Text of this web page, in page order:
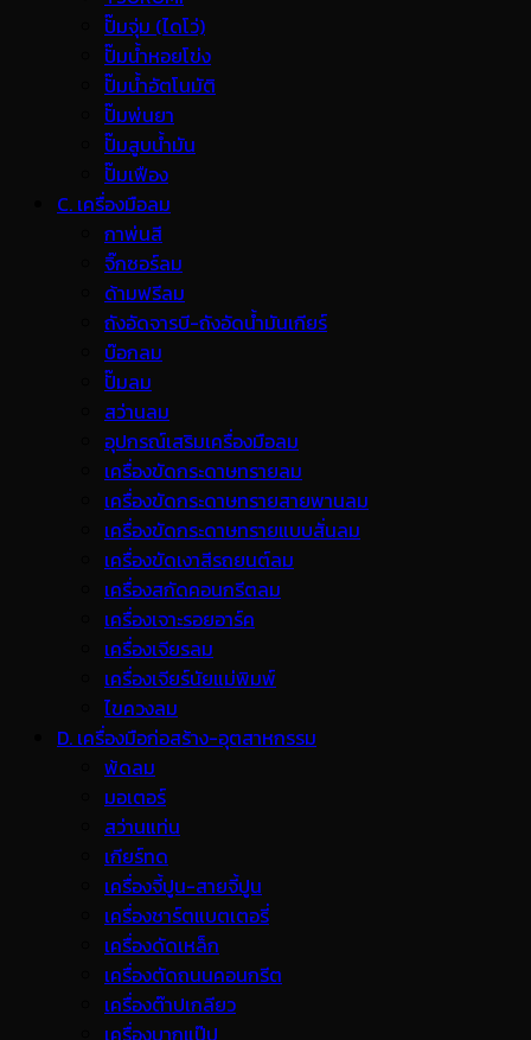
ปั๊มจุ่ม (ไดโว่)
ปั๊มน้ำหอยโข่ง
ปั๊มน้ำอัตโนมัติ
ปั๊มพ่นยา
ปั๊มสูบน้ำมัน
ปั๊มเฟือง
C. เครื่องมือลม
กาพ่นสี
จิ๊กซอร์ลม
ด้ามฟรีลม
ถังอัดจารบี-ถังอัดน้ำมันเกียร์
บ๊อกลม
ปั๊มลม
สว่านลม
อุปกรณ์เสริมเครื่องมือลม
เครื่องขัดกระดาษทรายลม
เครื่องขัดกระดาษทรายสายพานลม
เครื่องขัดกระดาษทรายแบบสั่นลม
เครื่องขัดเงาสีรถยนต์ลม
เครื่องสกัดคอนกรีตลม
เครื่องเจาะรอยอาร์ค
เครื่องเจียรลม
เครื่องเจียร์นัยแม่พิมพ์
ไขควงลม
D. เครื่องมือก่อสร้าง-อุตสาหกรรม
พ้ดลม
มอเตอร์
สว่านแท่น
เกียร์ทด
เครื่องจี้ปูน-สายจี้ปูน
เครื่องชาร์ตแบตเตอรี่
เครื่องดัดเหล็ก
เครื่องตัดถนนคอนกรีต
เครื่องต๊าปเกลียว
เครื่องบากแป๊ป